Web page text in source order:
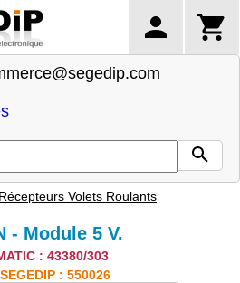
Récepteurs Volets Roulants
- Module 5 V.
: 43380/303
: 550026